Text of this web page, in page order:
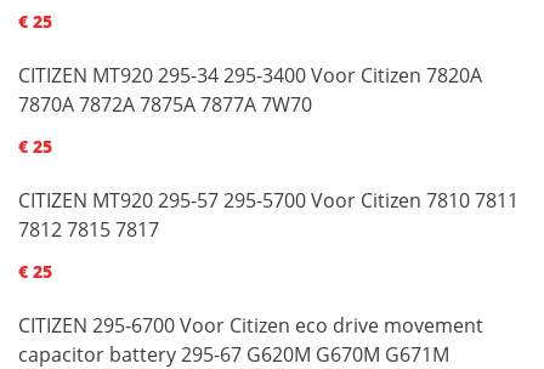
€ 25
CITIZEN MT920 295-34 295-3400 Voor Citizen 7820A
7870A 7872A 7875A 7877A 7W70
€ 25
CITIZEN MT920 295-57 295-5700 Voor Citizen 7810 7811
7812 7815 7817
€ 25
CITIZEN 295-6700 Voor Citizen eco drive movement
capacitor battery 295-67 G620M G670M G671M